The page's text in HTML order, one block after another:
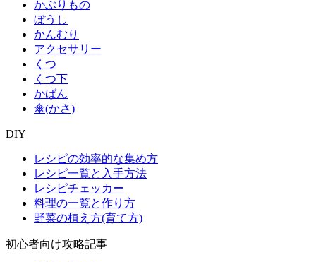
かぶりもの
ぼうし
かんむり
アクセサリー
くつ
くつ下
かばん
傘(かさ)
DIY
レシピの効率的な集め方
レシピ一覧と入手方法
レシピチェッカー
料理の一覧と作り方
野菜の植え方(育て方)
初心者向け攻略記事